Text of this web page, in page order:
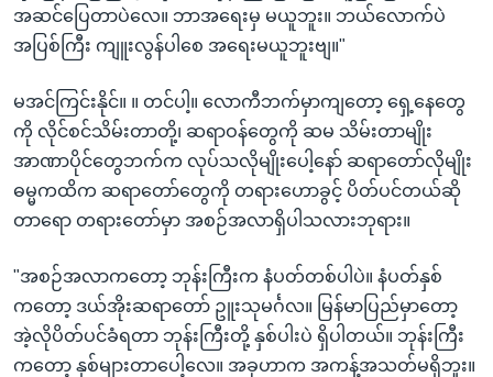
အဆင်ပြေတာပဲလေ။ ဘာအရေးမှ မယူဘူး။ ဘယ်လောက်ပဲ
အပြစ်ကြီး ကျူးလွန်ပါစေ အရေးမယူဘူးဗျ။"
မအင်ကြင်းနိုင်။ ။ တင်ပါ့။ လောကီဘက်မှာကျတော့ ရှေ့နေတွေ
ကို လိုင်စင်သိမ်းတာတို့၊ ဆရာဝန်တွေကို ဆမ သိမ်းတာမျိုး
အာဏာပိုင်တွေဘက်က လုပ်သလိုမျိုးပေါ့နော် ဆရာတော်လိုမျိုး
ဓမ္မကထိက ဆရာတော်တွေကို တရားဟောခွင့် ပိတ်ပင်တယ်ဆို
တာရော တရားတော်မှာ အစဉ်အလာရှိပါသလားဘုရား။
"အစဉ်အလာကတော့ ဘုန်းကြီးက နံပတ်တစ်ပါပဲ။ နံပတ်နှစ်
ကတော့ ဒယ်အိုးဆရာတော် ဥူးသုမင်္ဂလ။ မြန်မာပြည်မှာတော့
အဲ့လိုပိတ်ပင်ခံရတာ ဘုန်းကြီးတို့ နှစ်ပါးပဲ ရှိပါတယ်။ ဘုန်းကြီး
ကတော့ နှစ်များတာပေါ့လေ။ အခုဟာက အကန့်အသတ်မရှိဘူး။